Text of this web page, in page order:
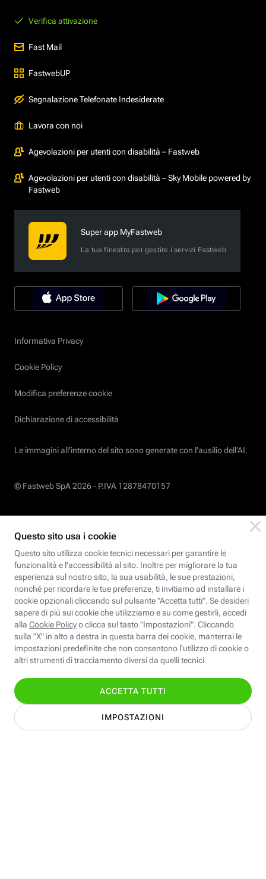
Verifica attivazione
Fast Mail
FastwebUP
Segnalazione Telefonate Indesiderate
Lavora con noi
Agevolazioni per utenti con disabilità – Fastweb
Agevolazioni per utenti con disabilità – Sky Mobile powered by
Fastweb
Super app MyFastweb
La tua finestra per gestire i servizi Fastweb
Informativa Privacy
Cookie Policy
Modifica preferenze cookie
Dichiarazione di accessibilità
Le immagini all’interno del sito sono generate con l'ausilio dell'AI.
© Fastweb SpA 2026 - P.IVA 12878470157